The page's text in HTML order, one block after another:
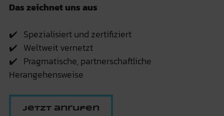
Das zeichnet uns aus
✔️ Spezialisiert und zertifiziert
✔️ Weltweit vernetzt
✔️ Pragmatische, partnerschaftliche
Herangehensweise
Jetzt anrufen